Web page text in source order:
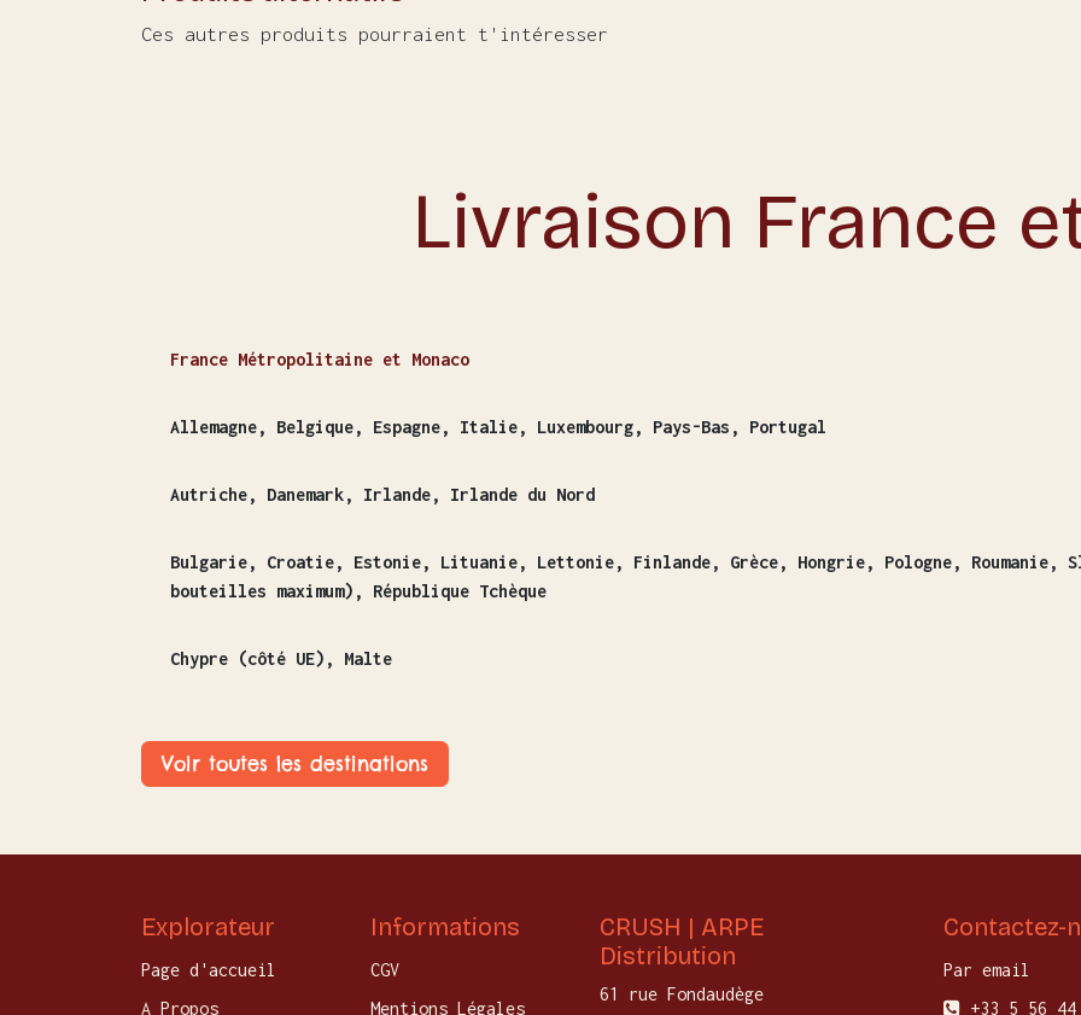
Ces autres produits pourraient t'intéresser
Livraison France
France Métropolitaine et Monaco
Allemagne, Belgique, Espagne, Italie, Luxembourg, Pays-Bas, Portugal
Autriche, Danemark, Irlande, Irlande du Nord
Bulgarie, Croatie, Estonie, Lituanie, Lettonie, Finlande, Grèce, Hongrie, Pologne, Roumanie,
bouteilles maximum), République Tchèque
Chypre (côté UE), Malte
Voir toutes les destinations
Explorateur
Page d'accueil
A Propos
Informations
CGV
Mentions Légales
CRUSH | ARPE
Distribution
61 rue Fondaudège
Contactez-
Par email
+33 5 56